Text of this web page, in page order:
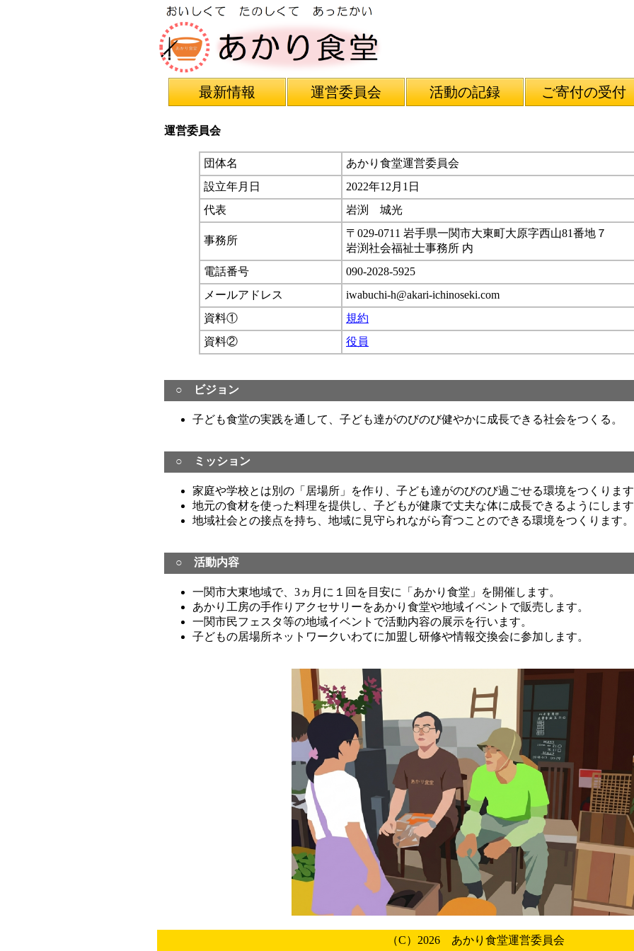
最新情報 運営委員会 活動の記録 ご寄付の受付
運営委員会
団体名
あかり食堂運営委員会
設立年月日
2022年12月1日
代表
岩渕 城光
事務所
〒029‐0711 岩手県一関市大東町大原字西山81番地７
岩渕社会福祉士事務所 内
電話番号
090‐2028‐5925
メールアドレス
iwabuchi-h@akari-ichinoseki.com
資料①
規約
資料②
役員
○ ビジョン
子ども食堂の実践を通して、子ども達がのびのび健やかに成長できる社会をつくる。
○ ミッション
家庭や学校とは別の「居場所」を作り、子ども達がのびのび過ごせる環境をつくりま
地元の食材を使った料理を提供し、子どもが健康で丈夫な体に成長できるようにしま
地域社会との接点を持ち、地域に見守られながら育つことのできる環境をつくります。
○ 活動内容
一関市大東地域で、3ヵ月に１回を目安に「あかり食堂」を開催します。
あかり工房の手作りアクセサリーをあかり食堂や地域イベントで販売します。
一関市民フェスタ等の地域イベントで活動内容の展示を行います。
子どもの居場所ネットワークいわてに加盟し研修や情報交換会に参加します。
（C）2026 あかり食堂運営委員会